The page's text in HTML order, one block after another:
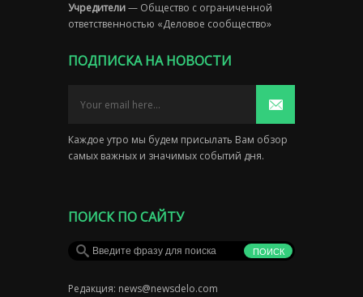
Учредители— Общество с ограниченной
ответственностью «Деловое сообщество»
ПОДПИСКА НА НОВОСТИ
Каждое утро мы будем присылать Вам обзор
самых важных и значимых событий дня.
ПОИСК ПО САЙТУ
Редакция: news@newsdelo.com